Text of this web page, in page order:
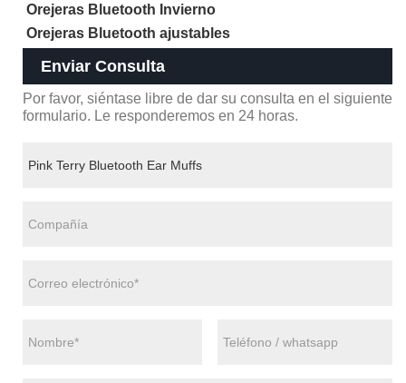
Orejeras Bluetooth Invierno
Orejeras Bluetooth ajustables
Enviar Consulta
Por favor, siéntase libre de dar su consulta en el siguiente
formulario. Le responderemos en 24 horas.